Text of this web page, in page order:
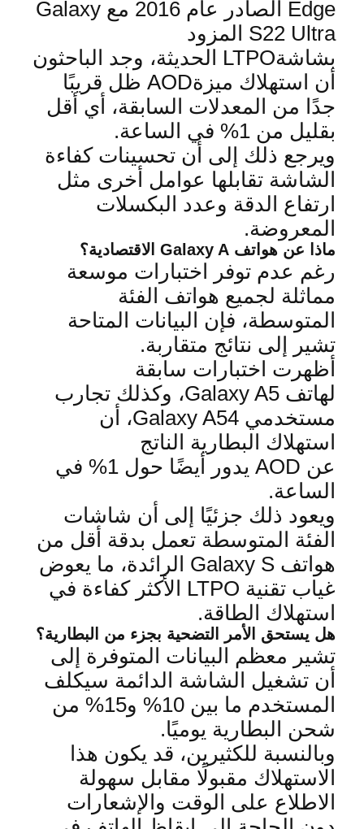
Edge
الصادر عام 2016 مع
Galaxy
S22 Ultra
المزود
بشاشةLTPO
الحديثة، وجد الباحثون
أن استهلاك ميزةAOD ظل قريبًا
جدًا من المعدلات السابقة، أي أقل
بقليل من 1% في الساعة
.
ويرجع ذلك إلى أن تحسينات كفاءة
الشاشة تقابلها عوامل أخرى مثل
ارتفاع الدقة وعدد البكسلات
المعروضة.
ماذا عن هواتف الاقتصادية؟
رغم عدم توفر اختبارات موسعة
مماثلة لجميع هواتف
الفئة
المتوسطة، فإن البيانات المتاحة
تشير إلى نتائج متقاربة.
أظهرت اختبارات سابقة
لهاتف
، وكذلك تجارب
مستخدمي
، أن
استهلاك البطارية الناتج
عن
يدور أيضًا حول 1% في
الساعة.
ويعود ذلك جزئيًا إلى أن شاشات
الفئة المتوسطة تعمل بدقة أقل من
هواتف
الرائدة، ما يعوض
غياب تقنية
الأكثر كفاءة في
استهلاك الطاقة.
هل يستحق الأمر التضحية بجزء من البطارية؟
تشير معظم البيانات المتوفرة إلى
أن تشغيل الشاشة الدائمة سيكلف
المستخدم ما بين 10% و15% من
شحن البطارية يوميًا.
وبالنسبة للكثيرين، قد يكون هذا
الاستهلاك مقبولًا مقابل سهولة
الاطلاع على الوقت والإشعارات